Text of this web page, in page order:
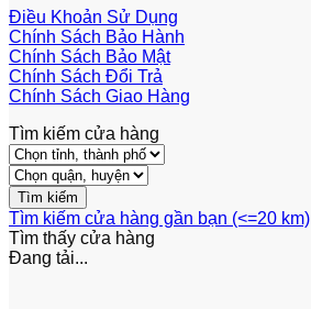
Điều Khoản Sử Dụng
Chính Sách Bảo Hành
Chính Sách Bảo Mật
Chính Sách Đổi Trả
Chính Sách Giao Hàng
Tìm kiếm cửa hàng
Tìm kiếm cửa hàng gần bạn (<=20 km)
Tìm thấy cửa hàng
Đang tải...